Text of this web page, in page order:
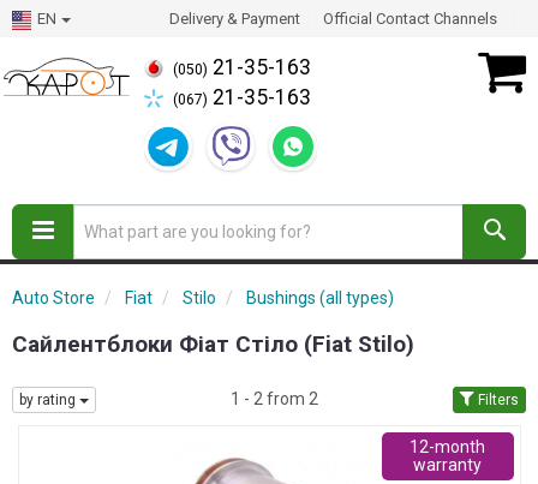
EN Delivery & Payment Official Contact Channels
(050) 21-35-163
(067) 21-35-163
Auto Store Fiat Stilo Bushings (all types)
Сайлентблоки Фіат Стіло (Fiat Stilo)
by rating 1 - 2 from 2 Filters
12-month
warranty